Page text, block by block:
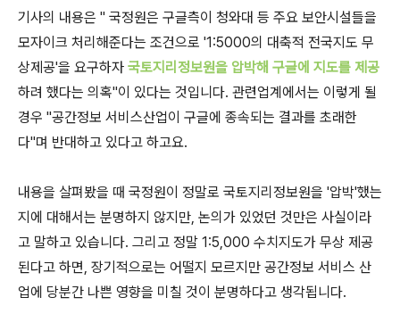
기사의 내용은 " 국정원은 구글측이 청와대 등 주요 보안시설들을
모자이크 처리해준다는 조건으로 '1:5000의 대축적 전국지도 무
상제공'을 요구하자 국토지리정보원을 압박해 구글에 지도를 제공
하려 했다는 의혹"이 있다는 것입니다. 관련업계에서는 이렇게 될
경우 "공간정보 서비스산업이 구글에 종속되는 결과를 초래한
다"며 반대하고 있다고 하고요.
내용을 살펴봤을 때 국정원이 정말로 국토지리정보원을 '압박'했는
지에 대해서는 분명하지 않지만, 논의가 있었던 것만은 사실이라
고 말하고 있습니다. 그리고 정말 1:5,000 수치지도가 무상 제공
된다고 하면, 장기적으로는 어떨지 모르지만 공간정보 서비스 산
업에 당분간 나쁜 영향을 미칠 것이 분명하다고 생각됩니다.